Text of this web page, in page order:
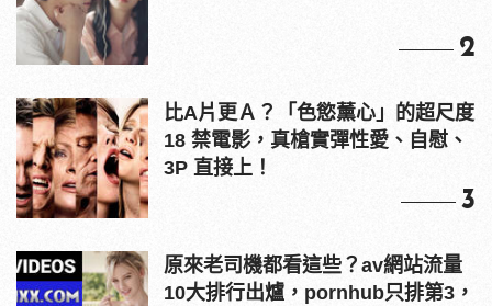
2
比A片更Ａ？「色慾薰心」的超尺度
18 禁電影，真槍實彈性愛、自慰、
3P 直接上！
3
原來老司機都看這些？av網站流量
10大排行出爐，pornhub只排第3，